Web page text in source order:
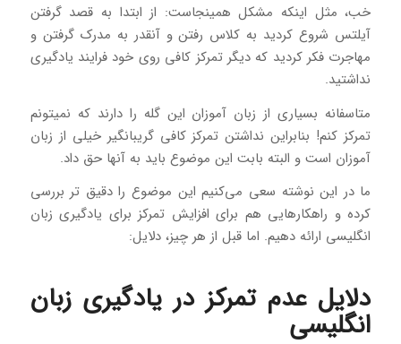
خب، مثل اینکه مشکل همینجاست: از ابتدا به قصد گرفتن
آیلتس شروع کردید به کلاس رفتن و آنقدر به مدرک گرفتن و
مهاجرت فکر کردید که دیگر تمرکز کافی روی خود فرایند یادگیری
نداشتید.
متاسفانه بسیاری از زبان آموزان این گله را دارند که نمیتونم
تمرکز کنم! بنابراین نداشتن تمرکز کافی گریبانگیر خیلی از زبان
آموزان است و البته بابت این موضوع باید به آنها حق داد.
ما در این نوشته سعی می‌کنیم این موضوع را دقیق تر بررسی
کرده و راهکارهایی هم برای افزایش تمرکز برای یادگیری زبان
انگلیسی ارائه دهیم. اما قبل از هر چیز، دلایل:
دلایل عدم تمرکز در یادگیری زبان
انگلیسی